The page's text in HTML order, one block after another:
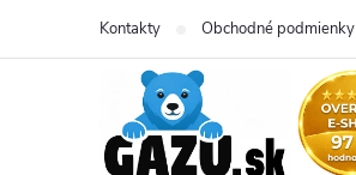
Kontakty Obchodné podmienky